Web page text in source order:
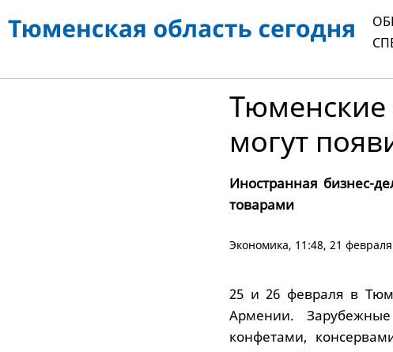
могут
Иностранная бизнес-
товарами
Экономика, 11:48, 21
25 и 26 февраля в
Армении.
конфетами,